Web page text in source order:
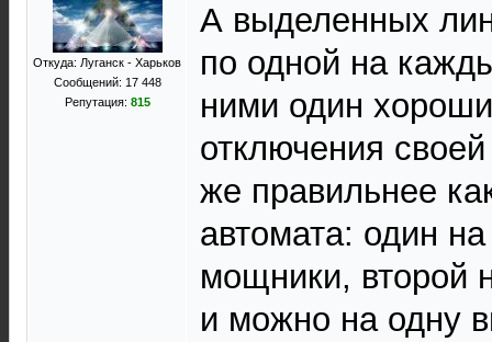
Откуда: Луганск - Харьков
Сообщений: 17 448
Репутация: 815
А выделенных
по одной на
ними один
отключения
же правильнее
автомата: один
мощники, второй
и можно на одну